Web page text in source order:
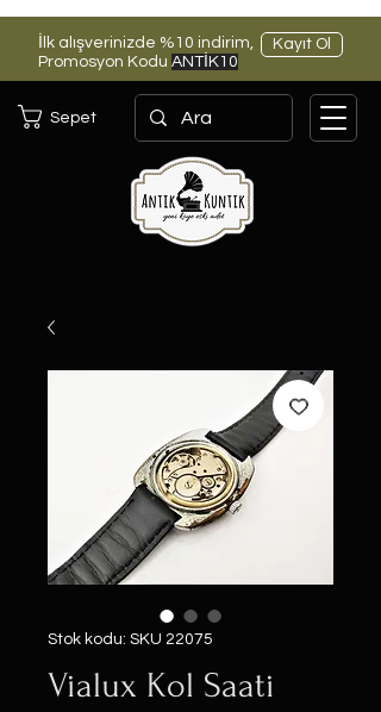
İlk alışverinizde %10 indirim,
Promosyon Kodu ANTİK10
Kayıt Ol
Sepet
Stok kodu: SKU 22075
Vialux Kol Saati